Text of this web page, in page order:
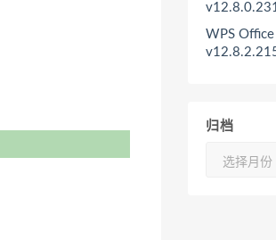
WPS
归档